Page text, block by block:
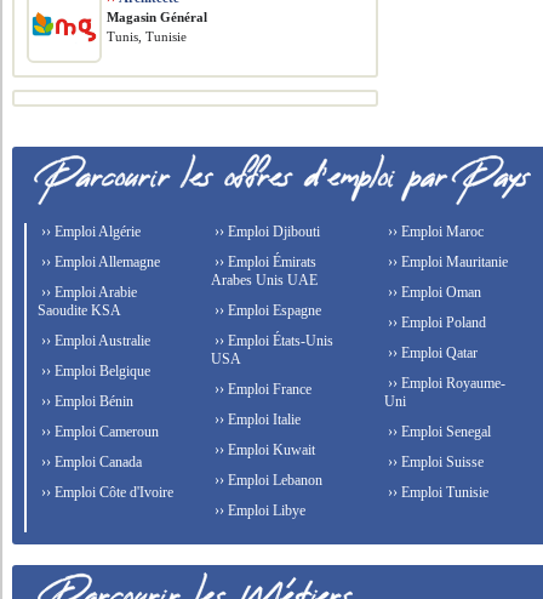
Magasin Général
Tunis, Tunisie
›› Emploi Algérie
›› Emploi Allemagne
›› Emploi Arabie
Saoudite KSA
›› Emploi Australie
›› Emploi Belgique
›› Emploi Bénin
›› Emploi Cameroun
›› Emploi Canada
›› Emploi Côte d'Ivoire
›› Emploi Djibouti
›› Emploi Émirats
Arabes Unis UAE
›› Emploi Espagne
›› Emploi États-Unis
USA
›› Emploi France
›› Emploi Italie
›› Emploi Kuwait
›› Emploi Lebanon
›› Emploi Libye
›› Emploi Maroc
›› Emploi Mauritanie
›› Emploi Oman
›› Emploi Poland
›› Emploi Qatar
›› Emploi Royaume-
Uni
›› Emploi Senegal
›› Emploi Suisse
›› Emploi Tunisie